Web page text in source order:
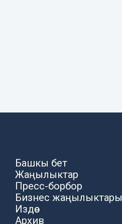
Башкы бет
Жаңылыктар
Пресс-борбор
Бизнес жаңылыктары
Издөө
Архив